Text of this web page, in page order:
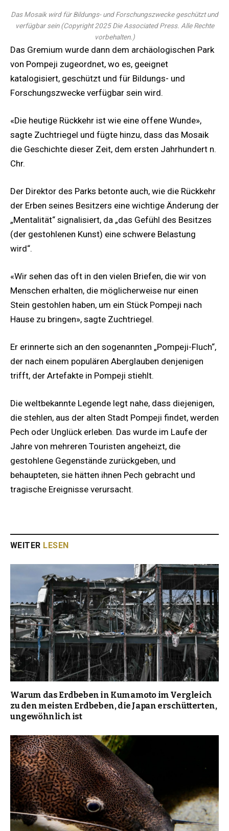
Das Mosaik wird für Bildungs- und Forschungszwecke geschützt und
verfügbar sein (Copyright 2025 Die Associated Press. Alle Rechte
vorbehalten. )
Das Gremium wurde dann dem archäologischen Park
von Pompeji zugeordnet, wo es, geeignet
katalogisiert, geschützt und für Bildungs- und
Forschungszwecke verfügbar sein wird.
«Die heutige Rückkehr ist wie eine offene Wunde»,
sagte Zuchtriegel und fügte hinzu, dass das Mosaik
die Geschichte dieser Zeit, dem ersten Jahrhundert n.
Chr.
Der Direktor des Parks betonte auch, wie die Rückkehr
der Erben seines Besitzers eine wichtige Änderung der
„Mentalität“ signalisiert, da „das Gefühl des Besitzes
(der gestohlenen Kunst) eine schwere Belastung
wird“.
«Wir sehen das oft in den vielen Briefen, die wir von
Menschen erhalten, die möglicherweise nur einen
Stein gestohlen haben, um ein Stück Pompeji nach
Hause zu bringen», sagte Zuchtriegel.
Er erinnerte sich an den sogenannten „Pompeji-Fluch“,
der nach einem populären Aberglauben denjenigen
trifft, der Artefakte in Pompeji stiehlt.
Die weltbekannte Legende legt nahe, dass diejenigen,
die stehlen, aus der alten Stadt Pompeji findet, werden
Pech oder Unglück erleben. Das wurde im Laufe der
Jahre von mehreren Touristen angeheizt, die
gestohlene Gegenstände zurückgeben, und
behaupteten, sie hätten ihnen Pech gebracht und
tragische Ereignisse verursacht.
WEITER LESEN
Warum das Erdbeben in Kumamoto im Vergleich
zu den meisten Erdbeben, die Japan erschütterten,
ungewöhnlich ist